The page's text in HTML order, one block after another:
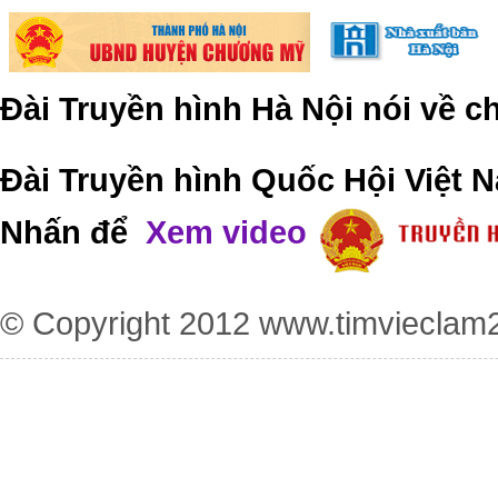
Đài Truyền hình Hà Nội nói về
Đài Truyền hình Quốc Hội Việt
Nhấn để Xem video
© Copyright 2012